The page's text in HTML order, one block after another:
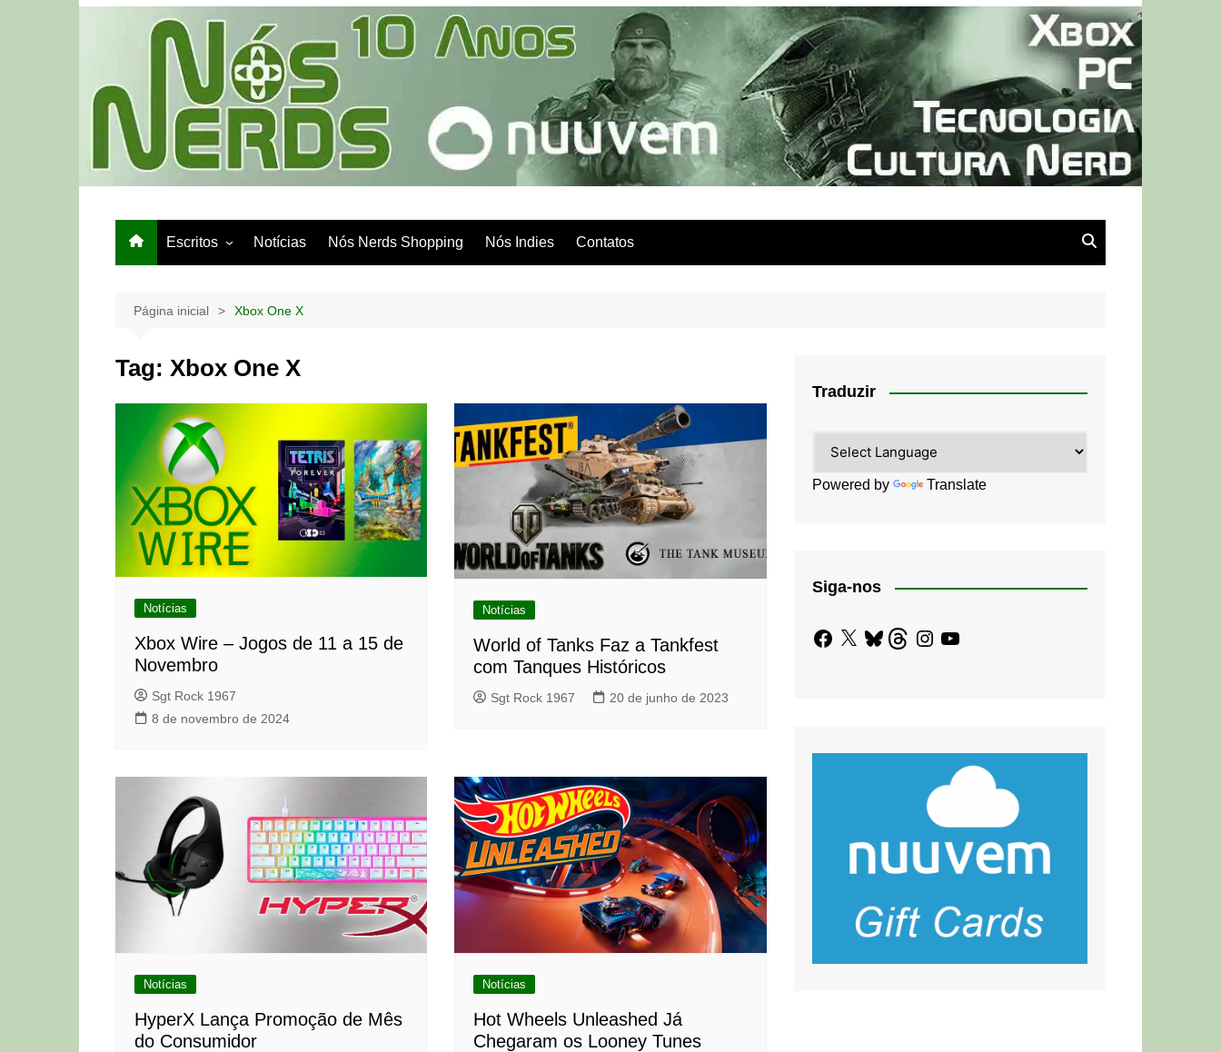
Escritos
Papo de Bar
Notícias Nós Nerds Shopping Nós Indies Contatos
Página inicial Xbox One X
Tag: Xbox One X
Notícias
Xbox Wire – Jogos de 11 a 15 de
Novembro
Sgt Rock 1967
8 de novembro de 2024
Notícias
World of Tanks Faz a Tankfest
com Tanques Históricos
Sgt Rock 1967 20 de junho de 2023
Notícias
HyperX Lança Promoção de Mês
do Consumidor
Notícias
Hot Wheels Unleashed Já
Chegaram os Looney Tunes
Traduzir
Powered by Translate
Siga-nos
Facebook
X BlueskyThreadsInstagram
YouTube